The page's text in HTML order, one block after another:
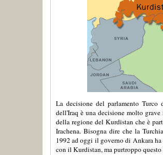
La decisione del parlamento
dell'Iraq è una decisione molto
della regione del Kurdistan che è
Irachena. Bisogna dire che la
1992 ad oggi il governo di Ankara
con il Kurdistan, ma purtroppo